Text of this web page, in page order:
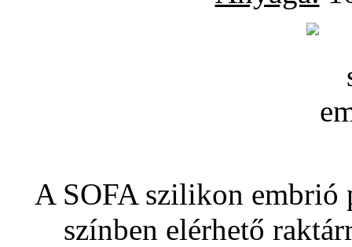
A SOFA szilikon embrió
színben elérhető